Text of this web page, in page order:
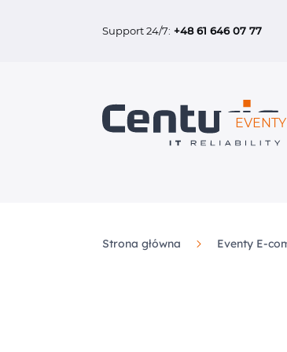
Support 24/7: +48 61 646 07 77
Strona główna Eventy E-